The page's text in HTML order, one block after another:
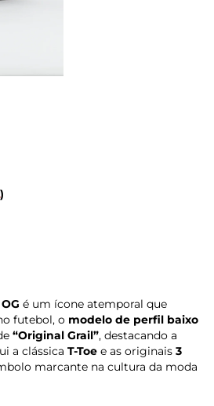
)
é um ícone atemporal que
futebol, o modelo de perfil baixo
“Original Grail”, destacando a
a clássica T-Toe e as originais 3
marcante na cultura da moda